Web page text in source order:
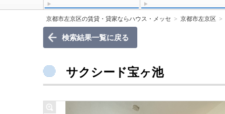
京都市左京区の賃貸・貸家ならハウス・メッセ 京都市左京区
検索結果一覧に戻る
サクシード宝ヶ池